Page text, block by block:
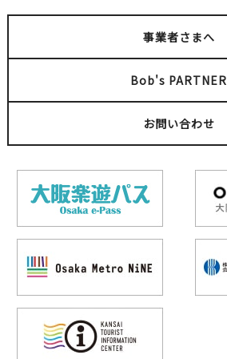
事業者さまへ
Bob's PARTNER
お問い合わせ